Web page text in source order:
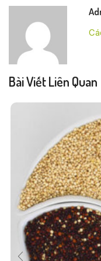
Bài Viết Liên Quan